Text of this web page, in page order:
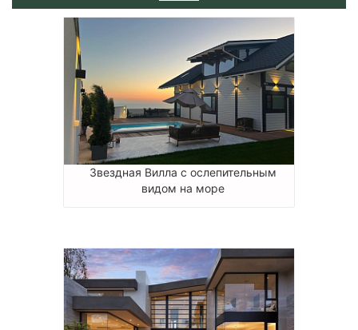
Звездная Вилла с ослепительным
видом на море